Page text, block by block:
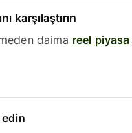
karşılaştırın
daima reel piyasa
edin